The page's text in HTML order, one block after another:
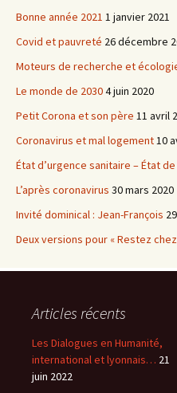
Bonne année 2021 1 janvier 2021
Covid et pauvreté 26 décembre
Moteurs de recherche et
Le monde de 20304 juin 2020
Petit Corona et son père 11 avril
Coronavirus et mal logement10
État d’urgence sanitaire – État
L’après coronavirus 30 mars 2020
Invité dominical : Jean-François
Deux versions pour « Restez
Articles récents
Les Dialogues en Humanité,
international et lyonnais… 21
juin 2022